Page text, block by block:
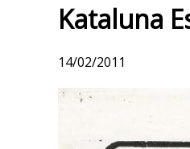
Kataluna
14/02/2011